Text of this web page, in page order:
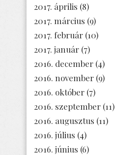
2017. április (8)
2017. március (9)
2017. február (10)
2017. január (7)
2016. december (4)
2016. november (9)
2016. október (7)
2016. szeptember (11)
2016. augusztus (11)
2016. július (4)
2016. június (6)